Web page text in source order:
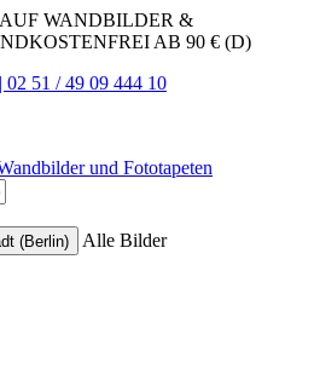
WANDBILDER &
AB 90 € (D)
02 51 / 49 09 444 10
(Berlin)
Alle Bilder